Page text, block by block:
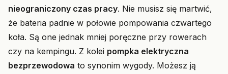
nieograniczony czas pracy. Nie musisz się martwić,
że bateria padnie w połowie pompowania czwartego
koła. Są one jednak mniej poręczne przy rowerach
czy na kempingu. Z kolei pompka elektryczna
bezprzewodowa to synonim wygody. Możesz ją